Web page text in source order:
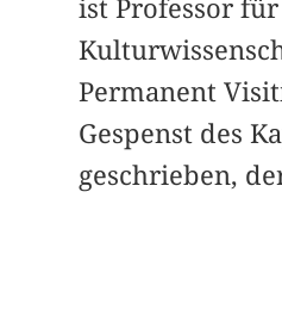
ist Professor
Permanent
Gespenst des
geschrieben,